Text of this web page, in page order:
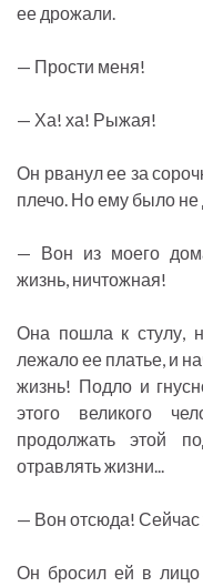
ее дрожали.
— Прости меня!
— Ха! ха! Рыжая!
Он рванул ее за
плечо. Но ему было не
— Вон из моего
жизнь, ничтожная!
Она пошла к стулу,
лежало ее платье, и
жизнь! Подло и
этого великого
продолжать этой
отравлять жизни...
— Вон отсюда!
Он бросил ей в лицо